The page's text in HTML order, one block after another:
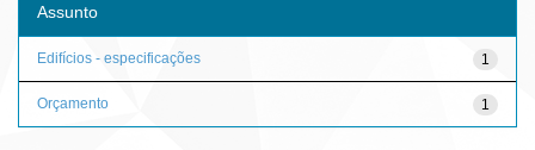
Assunto
1
Edifícios - especificações
1
Orçamento